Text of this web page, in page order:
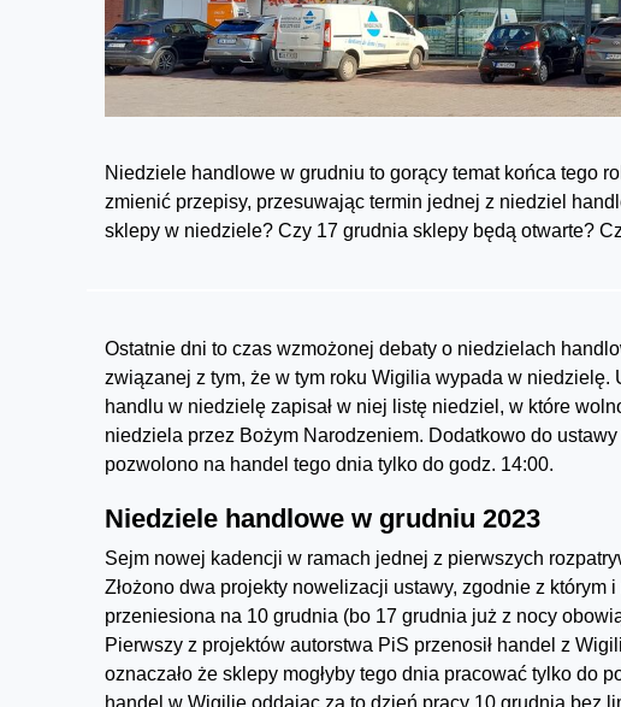
Niedziele handlowe w grudniu to gorący temat końca tego
zmienić przepisy, przesuwając termin jednej z niedziel
sklepy w niedziele? Czy 17 grudnia sklepy będą otwarte?
Ostatnie dni to czas wzmożonej debaty o niedzielach
związanej z tym, że w tym roku Wigilia wypada w
handlu w niedzielę zapisał w niej listę niedziel, w które
niedziela przez Bożym Narodzeniem. Dodatkowo do
pozwolono na handel tego dnia tylko do godz. 14:00.
Niedziele handlowe w grudniu 2023
Sejm nowej kadencji w ramach jednej z pierwszych
Złożono dwa projekty nowelizacji ustawy, zgodnie z którym
przeniesiona na 10 grudnia (bo 17 grudnia już z nocy
Pierwszy z projektów autorstwa PiS przenosił handel z
oznaczało że sklepy mogłyby tego dnia pracować tylko do
handel w Wigilię oddając za to dzień pracy 10 grudnia bez